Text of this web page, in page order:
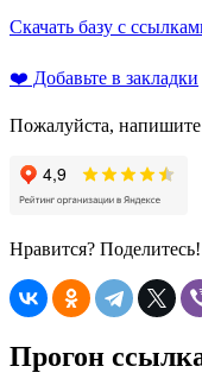
Скачать базу с
❤️ Добавьте в закладки
Пожалуйста, напишите
Нравится? Поделитесь!
Прогон